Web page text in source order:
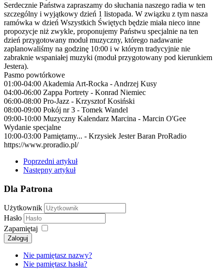
Serdecznie Państwa zapraszamy do słuchania naszego radia w ten
szczególny i wyjątkowy dzień 1 listopada. W związku z tym nasza
ramówka w dzień Wszystkich Świętych będzie miała nieco inne
propozycje niż zwykle, proponujemy Państwu specjalnie na ten
dzień przygotowany moduł muzyczny, którego nadawanie
zaplanowaliśmy na godzinę 10:00 i w którym tradycyjnie nie
zabraknie wspaniałej muzyki (moduł przygotowany pod kierunkiem
Jestera).
Pasmo powtórkowe
01:00-04:00 Akademia Art-Rocka - Andrzej Kusy
04:00-06:00 Zappa Portrety - Konrad Niemiec
06:00-08:00 Pro-Jazz - Krzysztof Kosiński
08:00-09:00 Pokój nr 3 - Tomek Wandel
09:00-10:00 Muzyczny Kalendarz Marcina - Marcin O'Gee
Wydanie specjalne
10:00-03:00 Pamiętamy... - Krzysiek Jester Baran ProRadio
https://www.proradio.pl/
Poprzedni artykuł
Następny artykuł
Dla Patrona
Użytkownik
Hasło
Zapamiętaj
Zaloguj
Nie pamiętasz nazwy?
Nie pamiętasz hasła?